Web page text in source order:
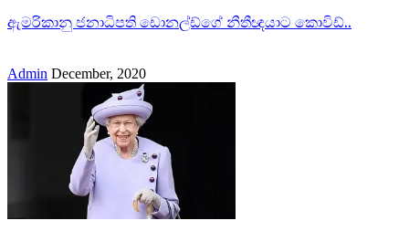
ඇමරිකානු ජනාධිපති ඩොනල්ඩ්ගේ නීතීඥයාට කොවිඩ්..
Admin December, 2020